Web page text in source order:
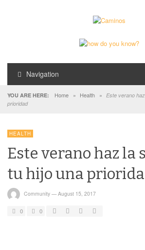
Navigation
YOU ARE HERE: Home » Health »
Este verano
prioridad
HEALTH
Este verano haz la
tu hijo una
Community — August 15, 2017
0 0